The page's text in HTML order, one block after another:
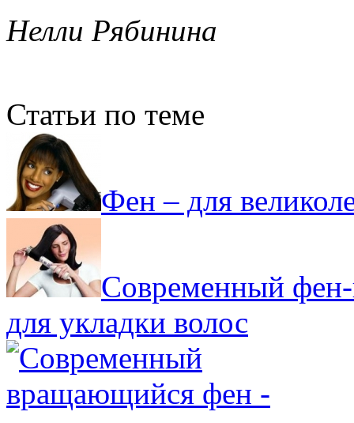
Нелли Рябинина
Статьи по теме
Фен – для
Современный
для укладки волос